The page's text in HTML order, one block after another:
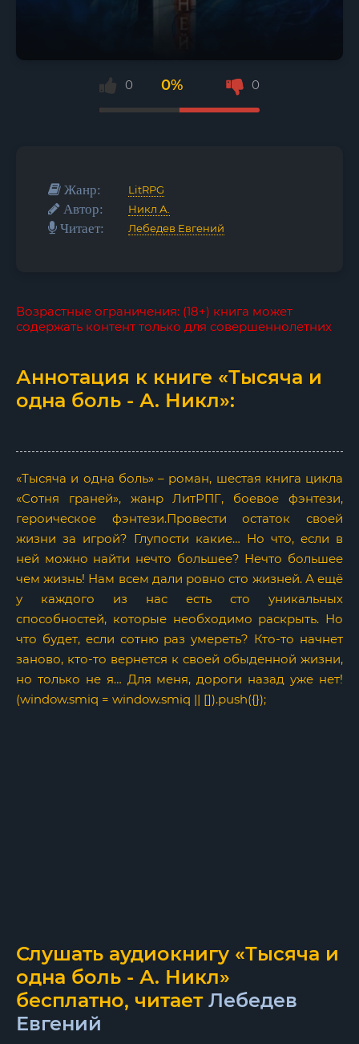
0 0% 0
Жанр: LitRPG
Автор: Никл А.
Читает: Лебедев Евгений
Возрастные ограничения: (18+) книга может
содержать контент только для совершеннолетних
Аннотация к книге «Тысяча и
одна боль - А. Никл»:
«Тысяча и одна боль» – роман, шестая книга цикла
«Сотня граней», жанр ЛитРПГ, боевое фэнтези,
героическое фэнтези.Провести остаток своей
жизни за игрой? Глупости какие… Но что, если в
ней можно найти нечто большее? Нечто большее
чем жизнь! Нам всем дали ровно сто жизней. А ещё
у каждого из нас есть сто уникальных
способностей, которые необходимо раскрыть. Но
что будет, если сотню раз умереть? Кто-то начнет
заново, кто-то вернется к своей обыденной жизни,
но только не я… Для меня, дороги назад уже нет!
(window.smiq = window.smiq || []).push({});
Слушать аудиокнигу «Тысяча и
одна боль - А. Никл»
бесплатно, читает Лебедев
Евгений